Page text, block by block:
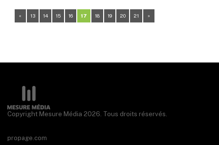
« 13 14 15 16 17 18 19 20 21 »
Copyright Mesure Média 2026. Tous droits réservés.
propage.com